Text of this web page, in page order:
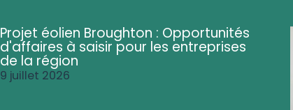
Projet éolien Broughton : Opportunités
d'affaires à saisir pour les entreprises
de la région
9 juillet 2026